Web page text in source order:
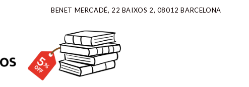
BENET MERCADÉ, 22 BAIXOS 2, 08012 BARCELONA